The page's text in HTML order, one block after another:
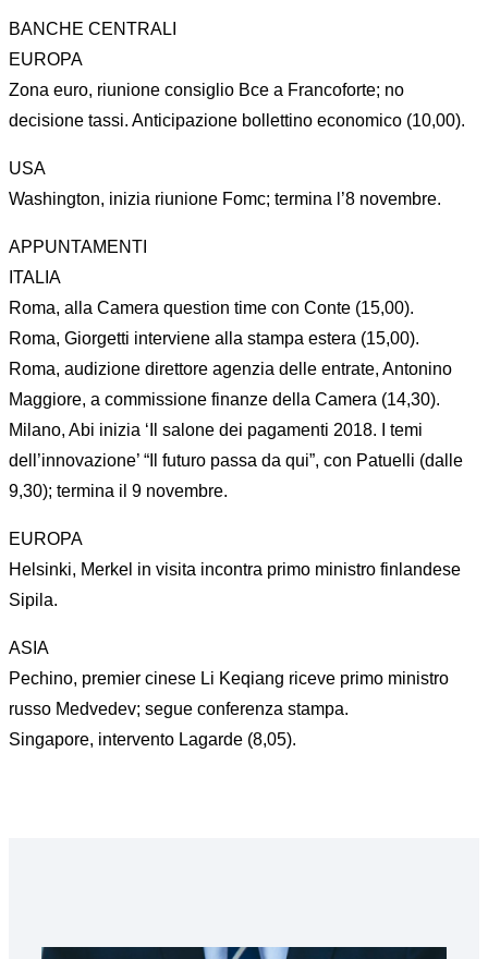
BANCHE CENTRALI
EUROPA
Zona euro, riunione consiglio Bce a Francoforte; no
decisione tassi. Anticipazione bollettino economico (10,00).
USA
Washington, inizia riunione Fomc; termina l’8 novembre.
APPUNTAMENTI
ITALIA
Roma, alla Camera question time con Conte (15,00).
Roma, Giorgetti interviene alla stampa estera (15,00).
Roma, audizione direttore agenzia delle entrate, Antonino
Maggiore, a commissione finanze della Camera (14,30).
Milano, Abi inizia ‘Il salone dei pagamenti 2018. I temi
dell’innovazione’ “Il futuro passa da qui”, con Patuelli (dalle
9,30); termina il 9 novembre.
EUROPA
Helsinki, Merkel in visita incontra primo ministro finlandese
Sipila.
ASIA
Pechino, premier cinese Li Keqiang riceve primo ministro
russo Medvedev; segue conferenza stampa.
Singapore, intervento Lagarde (8,05).